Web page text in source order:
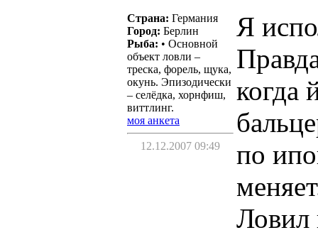
Страна: Германия
Город: Берлин
Рыба: • Основной
объект ловли –
треска, форель, щука,
окунь. Эпизодически
– селёдка, хорнфиш,
виттлинг.
моя анкета
12.12.2007 09:49
Я
когда
по
Ловил